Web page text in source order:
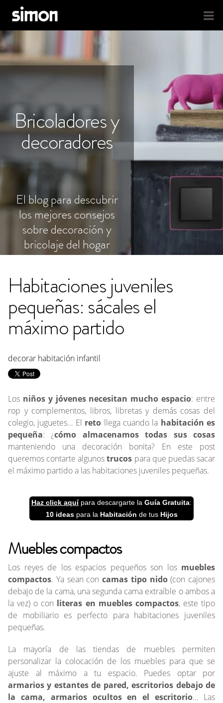
Bricoladores y
decoradores
El blog para descubrir
los mejores consejos
sobre decoración y
bricolaje del hogar
Habitaciones juveniles
pequeñas: sácales el
máximo partido
decorar habitación infantil
Los niños y jóvenes necesitan mucho espacio: entre
rop y complementos, libros, libretas y demás cosas del
colegio, juguetes… El reto llega cuando la habitación es
pequeña: ¿cómo almacenamos todas sus cosas
manteniendo una decoración bonita? En este post
queremos contarte algunostrucos para que puedas sacar
el máximo partido a las habitaciones juveniles pequeñas.
Haz click aquípara descargarte la Guía Gratuita:
10 ideaspara la Habitación de tus Hijos
Muebles compactos
Los reyes de los espacios pequeños son los muebles
compactos. Ya sean con camas tipo nido(con cajones
debajo de la cama, una segunda cama extraíble o ambos a
la vez) o con literas en muebles compactos, este tipo
de mobiliario es perfecto para habitaciones juveniles
pequeñas.
La mayoría de las tiendas de muebles permiten
personalizar la colocación de los muebles para que se
ajuste al máximo a tu espacio. Puedes optar por
armarios y estantes de pared, escritorios debajo de
la cama, armarios ocultos en el escritorio… Las